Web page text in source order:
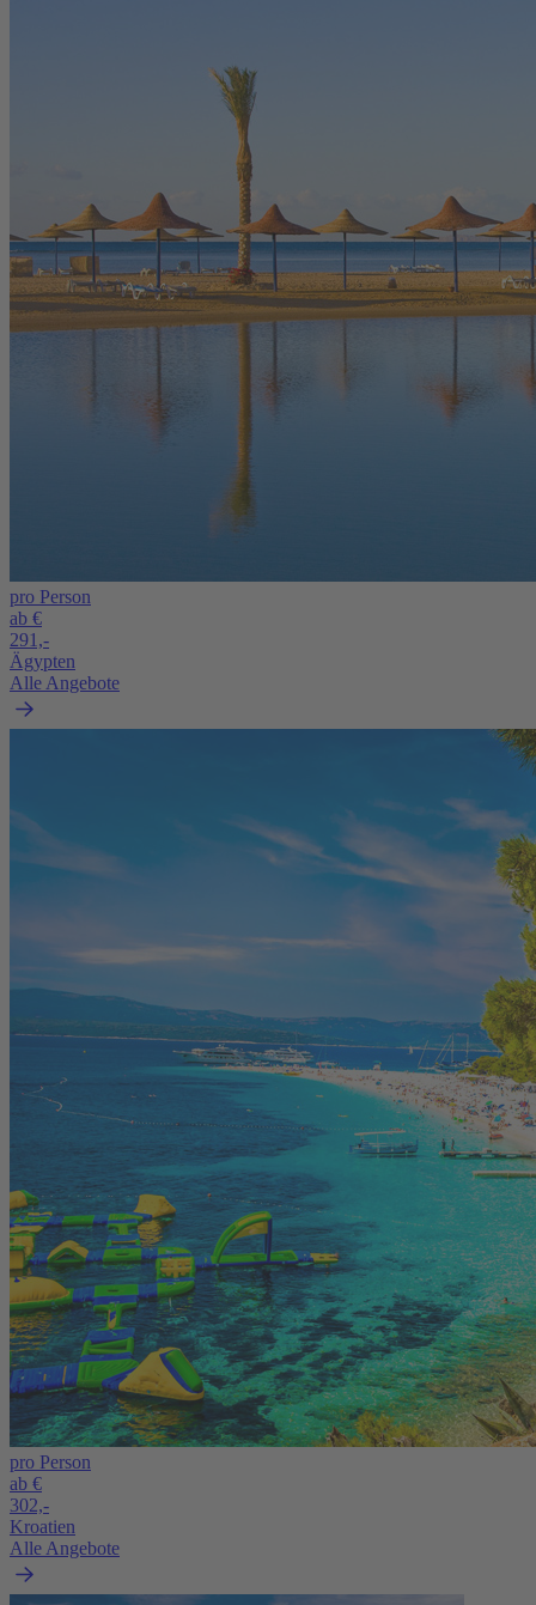
pro Person
ab €
291,-
Ägypten
Alle Angebote
pro Person
ab €
302,-
Kroatien
Alle Angebote